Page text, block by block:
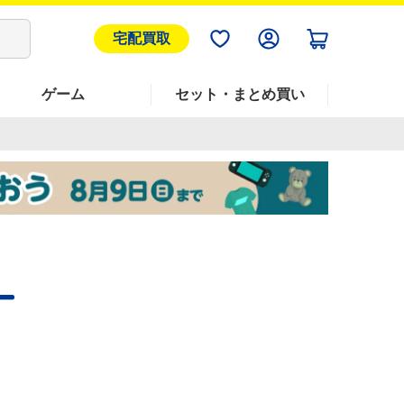
宅配買取
ゲーム セット・まとめ買い